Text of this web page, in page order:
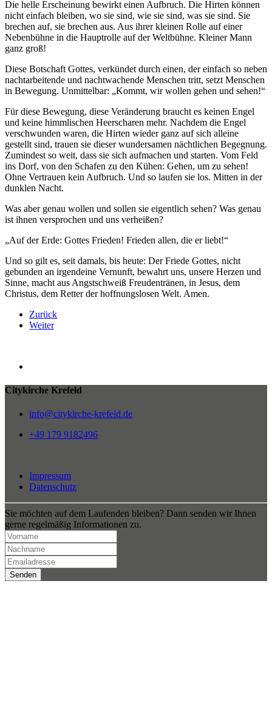
Die helle Erscheinung bewirkt einen Aufbruch. Die Hirten können
nicht einfach bleiben, wo sie sind, wie sie sind, was sie sind. Sie
brechen auf, sie brechen aus. Aus ihrer kleinen Rolle auf einer
Nebenbühne in die Hauptrolle auf der Weltbühne. Kleiner Mann
ganz groß!
Diese Botschaft Gottes, verkündet durch einen, der einfach so neben
nachtarbeitende und nachtwachende Menschen tritt, setzt Menschen
in Bewegung. Unmittelbar: „Kommt, wir wollen gehen und sehen!“
Für diese Bewegung, diese Veränderung braucht es keinen Engel
und keine himmlischen Heerscharen mehr. Nachdem die Engel
verschwunden waren, die Hirten wieder ganz auf sich alleine
gestellt sind, trauen sie dieser wundersamen nächtlichen Begegnung.
Zumindest so weit, dass sie sich aufmachen und starten. Vom Feld
ins Dorf, von den Schafen zu den Kühen: Gehen, um zu sehen!
Ohne Vertrauen kein Aufbruch. Und so laufen sie los. Mitten in der
dunklen Nacht.
Was aber genau wollen und sollen sie eigentlich sehen? Was genau
ist ihnen versprochen und uns verheißen?
„Auf der Erde: Gottes Frieden! Frieden allen, die er liebt!“
Und so gilt es, seit damals, bis heute: Der Friede Gottes, nicht
gebunden an irgendeine Vernunft, bewahrt uns, unsere Herzen und
Sinne, macht aus Angstschweiß Freudentränen, in Jesus, dem
Christus, dem Retter der hoffnungslosen Welt. Amen.
Zurück
Weiter
Citykirche Krefeld
info@citykirche-krefeld.de
+49 179 9182496
Impressum
Datenschutz
Sie möchten auf dem Laufenden bleiben? Dann senden wir Ihnen
gerne regelmäßig Informationen zu.
Senden